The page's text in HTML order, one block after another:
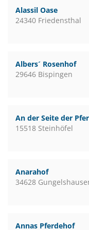
Alassil Oase
24340 Friedensthal
Albers´ Rosenhof
29646 Bispingen
An der Seite der
15518 Steinhöfel
Anarahof
34628
Annas Pferdehof